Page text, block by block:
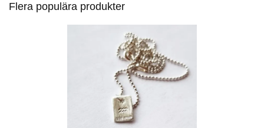
Flera populära produkter